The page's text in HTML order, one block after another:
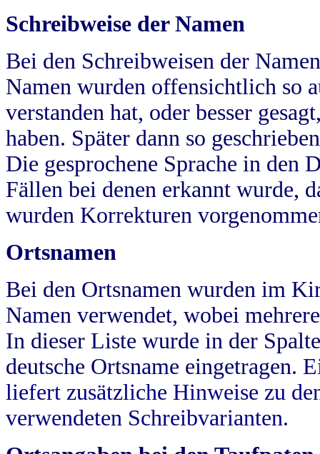
Schreibweise der Namen
Bei den Schreibweisen der
Namen wurden offensichtlich so
verstanden hat, oder besser
haben. Später dann so
Die gesprochene Sprache in
Fällen bei denen erkannt wurde,
wurden Korrekturen
Ortsnamen
Bei den Ortsnamen wurden im
Namen verwendet, wobei
In dieser Liste wurde in der
deutsche Ortsname eingetragen.
liefert zusätzliche Hinweise zu
verwendeten Schreibvarianten.